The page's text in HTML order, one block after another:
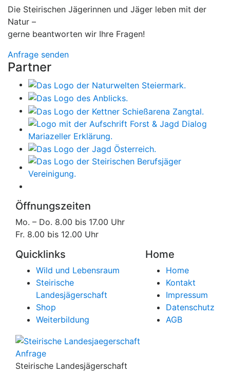
Die Steirischen Jägerinnen und Jäger leben mit der
Natur –
gerne beantworten wir Ihre Fragen!
Anfrage senden
Partner
Öffnungszeiten
Mo. – Do. 8.00 bis 17.00 Uhr
Fr. 8.00 bis 12.00 Uhr
Quicklinks
Wild und Lebensraum
Steirische
Landesjägerschaft
Shop
Weiterbildung
Home
Home
Kontakt
Impressum
Datenschutz
AGB
Anfrage
Steirische Landesjägerschaft